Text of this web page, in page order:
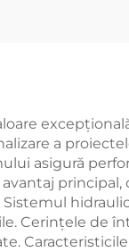
a
asigură
Cerințele de